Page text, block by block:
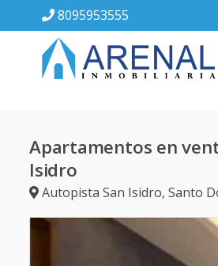
8095953555
Apartamentos en
Isidro
Autopista San Isidro, Santo